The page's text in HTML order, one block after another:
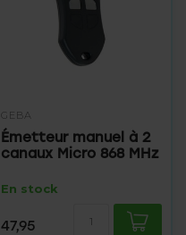
GEBA
Émetteur manuel à 2
canaux Micro 868 MHz
En stock
47,95